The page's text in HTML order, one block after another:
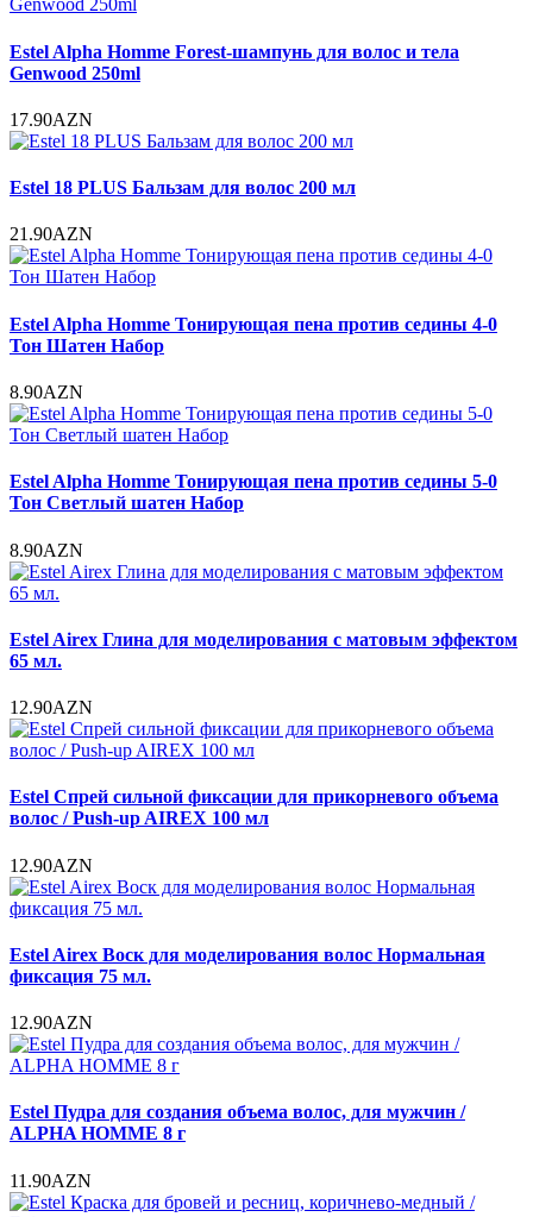
Estel Alpha Homme Forest-шампунь для волос и тела
Genwood 250ml
17.90AZN
Estel 18 PLUS Бальзам для волос 200 мл
21.90AZN
Estel Alpha Homme Тонирующая пена против седины 4-0
Тон Шатен Набор
8.90AZN
Estel Alpha Homme Тонирующая пена против седины 5-0
Тон Светлый шатен Набор
8.90AZN
Estel Airex Глина для моделирования с матовым эффектом
65 мл.
12.90AZN
Estel Спрей сильной фиксации для прикорневого объема
волос / Push-up AIREX 100 мл
12.90AZN
Estel Airex Воск для моделирования волос Нормальная
фиксация 75 мл.
12.90AZN
Estel Пудра для создания объема волос, для мужчин /
ALPHA HOMME 8 г
11.90AZN